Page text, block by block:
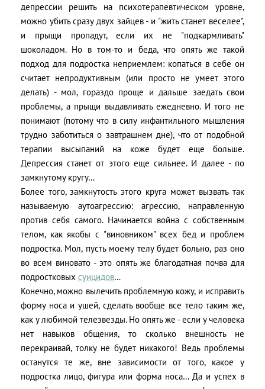
депрессии решить на психотерапевтическом уровне,
можно убить сразу двух зайцев - и "жить станет веселее",
и прыщи пропадут, если их не "подкармливать"
шоколадом. Но в том-то и беда, что опять же такой
подход для подростка неприемлем: копаться в себе он
считает непродуктивным (или просто не умеет этого
делать) - мол, гораздо проще и дальше заедать свои
проблемы, а прыщи выдавливать ежедневно. И того не
понимают (потому что в силу инфантильного мышления
трудно заботиться о завтрашнем дне), что от подобной
терапии высыпаний на коже будет еще больше.
Депрессия станет от этого еще сильнее. И далее - по
замкнутому кругу…
Более того, замкнутость этого круга может вызвать так
называемую аутоагрессию: агрессию, направленную
против себя самого. Начинается война с собственным
телом, как якобы с "виновником" всех бед и проблем
подростка. Мол, пусть моему телу будет больно, раз оно
во всем виновато - это опять же благодатная почва для
подростковых суицидов…
Конечно, можно вылечить проблемную кожу, и исправить
форму носа и ушей, сделать вообще все тело таким же,
как у любимой телезвезды. Но опять же - если у человека
нет навыков общения, то сколько внешность не
перекраивай, толку не будет никакого! Ведь проблемы
останутся те же, вне зависимости от того, какое у
подростка лицо, фигура или форма носа… Да и успех в